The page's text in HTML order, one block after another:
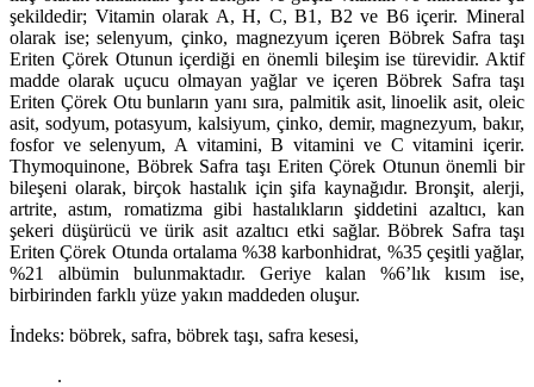
şekildedir; Vitamin olarak A, H, C, B1, B2 ve B6 içerir. Mineral
olarak ise; selenyum, çinko, magnezyum içeren Böbrek Safra taşı
Eriten Çörek Otunun içerdiği en önemli bileşim ise türevidir. Aktif
madde olarak uçucu olmayan yağlar ve içeren Böbrek Safra taşı
Eriten Çörek Otu bunların yanı sıra, palmitik asit, linoelik asit, oleic
asit, sodyum, potasyum, kalsiyum, çinko, demir, magnezyum, bakır,
fosfor ve selenyum, A vitamini, B vitamini ve C vitamini içerir.
Thymoquinone, Böbrek Safra taşı Eriten Çörek Otunun önemli bir
bileşeni olarak, birçok hastalık için şifa kaynağıdır. Bronşit, alerji,
artrite, astım, romatizma gibi hastalıkların şiddetini azaltıcı, kan
şekeri düşürücü ve ürik asit azaltıcı etki sağlar. Böbrek Safra taşı
Eriten Çörek Otunda ortalama %38 karbonhidrat, %35 çeşitli yağlar,
%21 albümin bulunmaktadır. Geriye kalan %6’lık kısım ise,
birbirinden farklı yüze yakın maddeden oluşur.
İndeks: böbrek, safra, böbrek taşı, safra kesesi,
.